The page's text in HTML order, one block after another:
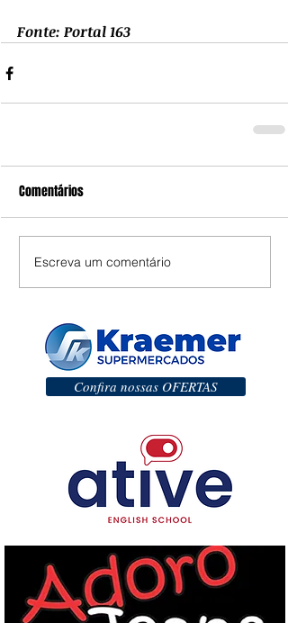
Fonte: Portal 163
Comentários
Escreva um comentário
Confira nossas OFERTAS